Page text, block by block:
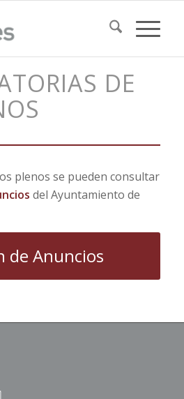
DE
plenos se pueden consultar
del Ayuntamiento de
de Anuncios